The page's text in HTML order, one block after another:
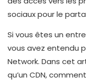
sociaux pour le
Si vous êtes un
vous avez entendu
Network. Dans cet
qu’un CDN,